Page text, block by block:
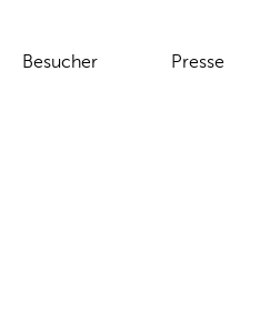
Besucher Presse